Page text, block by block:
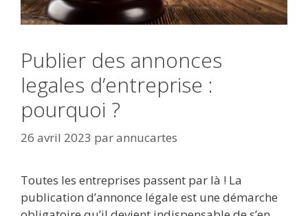
Publier des annonces
legales d’entreprise :
pourquoi ?
26 avril 2023 parannucartes
Toutes les entreprises passent par là ! La
publication d’annonce légale est une démarche